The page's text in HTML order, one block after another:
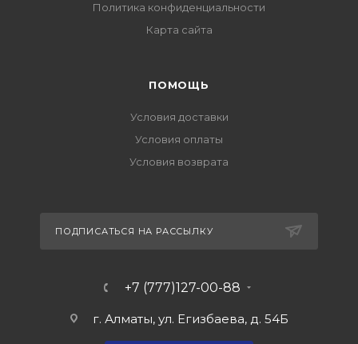
Политика конфиденциальности
Карта сайта
ПОМОЩЬ
Условия доставки
Условия оплаты
Условия возврата
ПОДПИСАТЬСЯ НА РАССЫЛКУ
+7 (777)127-00-88
г. Алматы, ул. Егизбаева, д. 54Б